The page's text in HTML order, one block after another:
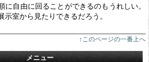
に自由に回ることができるのもうれしい。
示室から見たりできるだろう。
↑このページの一番上へ
メニュー